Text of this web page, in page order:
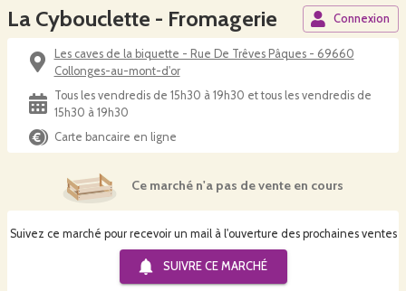
La Cybouclette - Fromagerie Connexion
Les caves de la biquette - Rue De Trêves Pâques - 69660
Collonges-au-mont-d'or
Tous les vendredis de 15h30 à 19h30 et tous les vendredis de
15h30 à 19h30
Carte bancaire en ligne
Suivez ce marché pour recevoir un mail à l'ouverture des prochaines ventes
SUIVRE CE MARCHÉ
Ce marché n'a pas de vente en cours